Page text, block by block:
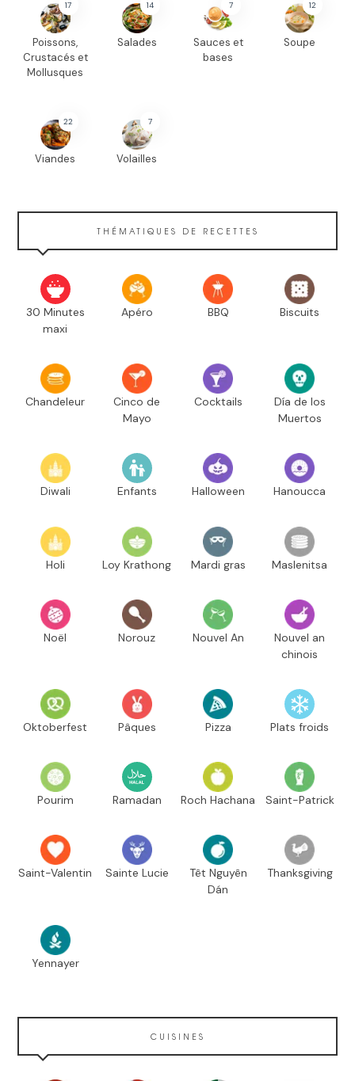
17
Poissons,
Crustacés et
Mollusques
14
Salades
7
Sauces et
bases
12
Soupe
22
Viandes
7
Volailles
THÉMATIQUES DE RECETTES
30 Minutes
maxi
Apéro BBQ Biscuits
Chandeleur
Cinco de
Mayo
Cocktails
Día de los
Muertos
Diwali Enfants Halloween Hanoucca
Holi Loy Krathong Mardi gras Maslenitsa
Noël Norouz Nouvel An
Nouvel an
chinois
Oktoberfest Pâques Pizza Plats froids
Pourim Ramadan Roch Hachana Saint-Patrick
Saint-Valentin Sainte Lucie
Têt Nguyên
Dán
Thanksgiving
Yennayer
CUISINES